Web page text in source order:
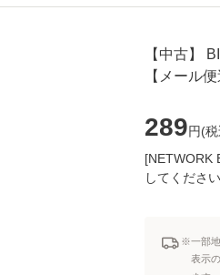
【中古】
【メール
289円(
[NETWORK
してください
※一部
表示